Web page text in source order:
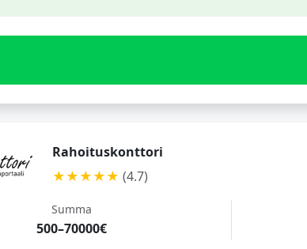
Rahoituskonttori
★★★★★ (4.7)
Summa
500–70000€